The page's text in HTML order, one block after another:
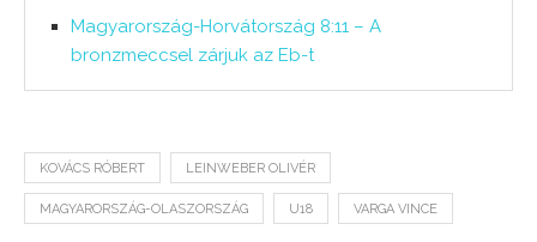
Magyarország-Horvátország 8:11 – A
bronzmeccsel zárjuk az Eb-t
KOVÁCS RÓBERT LEINWEBER OLIVÉR
MAGYARORSZÁG-OLASZORSZÁG U18 VARGA VINCE